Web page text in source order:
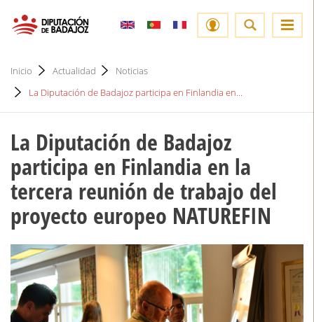
Inicio Actualidad
Noticias
La Diputación de Badajoz participa en Finlandia en...
La Diputación de Badajoz
participa en Finlandia en la
tercera reunión de trabajo del
proyecto europeo NATUREFIN